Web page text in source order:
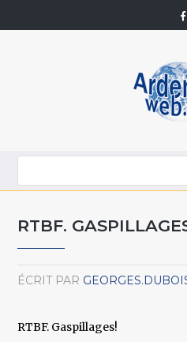
RTBF.
ÉCRIT PAR
RTBF. Gaspillages!